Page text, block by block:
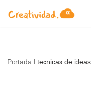
Portada I tecnicas de ideas